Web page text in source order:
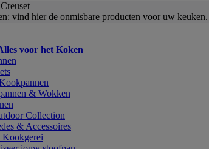
vind hier de onmisbare producten voor uw keuken.
voor het Koken
& Wokken
Collection
& Accessoires
Kookgerei